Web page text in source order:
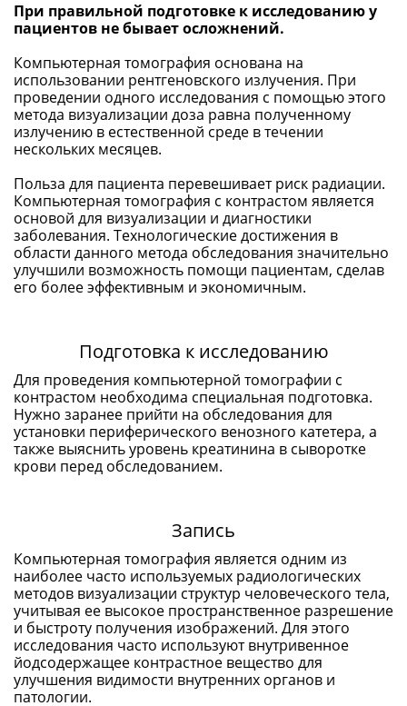
При правильной подготовке к исследованию у
пациентов не бывает осложнений.
Компьютерная томография основана на
использовании рентгеновского излучения. При
проведении одного исследования с помощью этого
метода визуализации доза равна полученному
излучению в естественной среде в течении
нескольких месяцев.
Польза для пациента перевешивает риск радиации.
Компьютерная томография с контрастом является
основой для визуализации и диагностики
заболевания. Технологические достижения в
области данного метода обследования значительно
улучшили возможность помощи пациентам, сделав
его более эффективным и экономичным.
Подготовка к исследованию
Для проведения компьютерной томографии с
контрастом необходима специальная подготовка.
Нужно заранее прийти на обследования для
установки периферического венозного катетера, а
также выяснить уровень креатинина в сыворотке
крови перед обследованием.
Запись
Компьютерная томография является одним из
наиболее часто используемых радиологических
методов визуализации структур человеческого тела,
учитывая ее высокое пространственное разрешение
и быстроту получения изображений. Для этого
исследования часто используют внутривенное
йодсодержащее контрастное вещество для
улучшения видимости внутренних органов и
патологии.